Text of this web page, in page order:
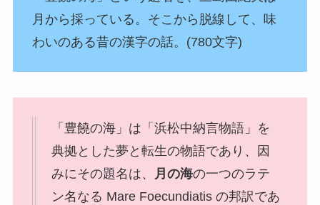
月から採っている。そこから脱線して、味
わいのある昔の漢字の話。(780文字)
「豊饒の海」は「浜松中納言物語」を
典拠とした夢と転生の物語であり、因
みにその題名は、
月の海の一つのラテ
ン名なる Mare Foecundiatis の邦訳であ